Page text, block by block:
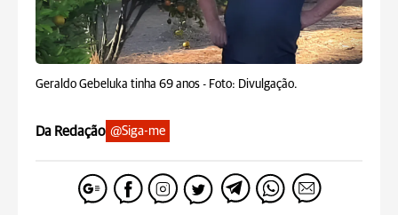
Geraldo Gebeluka tinha 69 anos - Foto: Divulgação.
Da Redação @Siga-me